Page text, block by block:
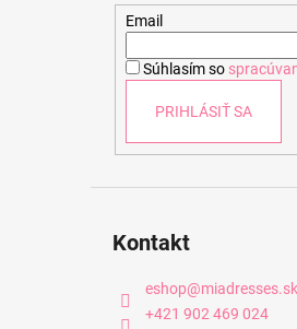
Email
Súhlasím so
PRIHLÁSIŤ SA
Kontakt
eshop@miadresses.sk
+421 902 469 024